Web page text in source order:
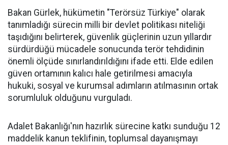
Bakan Gürlek, hükümetin "Terörsüz Türkiye" olarak
tanımladığı sürecin milli bir devlet politikası niteliği
taşıdığını belirterek, güvenlik güçlerinin uzun yıllardır
sürdürdüğü mücadele sonucunda terör tehdidinin
önemli ölçüde sınırlandırıldığını ifade etti. Elde edilen
güven ortamının kalıcı hale getirilmesi amacıyla
hukuki, sosyal ve kurumsal adımların atılmasının ortak
sorumluluk olduğunu vurguladı.
Adalet Bakanlığı'nın hazırlık sürecine katkı sunduğu 12
maddelik kanun teklifinin, toplumsal dayanışmayı